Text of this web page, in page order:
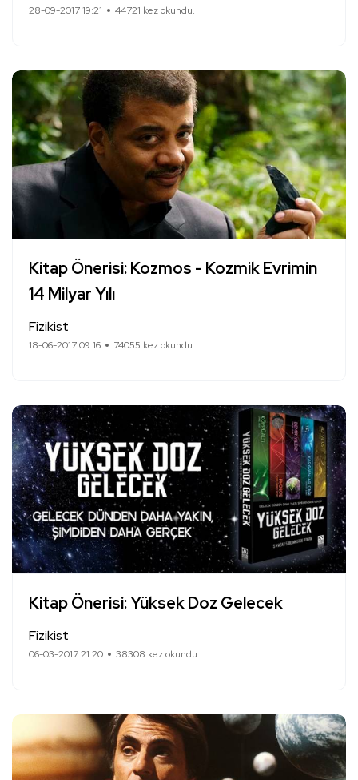
28-09-2017 19:21 44721 kez okundu.
Kitap Önerisi: Kozmos - Kozmik Evrimin
14 Milyar Yılı
Fizikist
18-06-2017 09:16 74055 kez okundu.
Kitap Önerisi: Yüksek Doz Gelecek
Fizikist
06-03-2017 21:20 38308 kez okundu.